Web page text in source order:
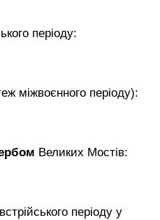
періоду:
міжвоєнного періоду):
Великих Мостів:
періоду у